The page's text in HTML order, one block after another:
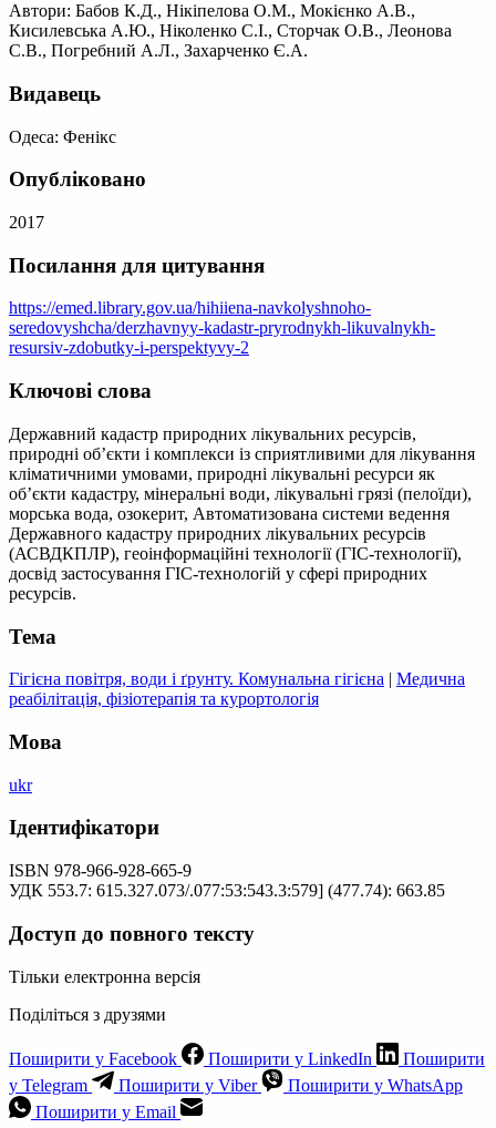
Автори: Бабов К.Д., Нікіпелова О.М., Мокієнко А.В.,
Кисилевська А.Ю., Ніколенко С.І., Сторчак О.В., Леонова
С.В., Погребний А.Л., Захарченко Є.А.
Видавець
Одеса: Фенікс
Опубліковано
2017
Посилання для цитування
https://emed.library.gov.ua/hihiiena-navkolyshnoho-
seredovyshcha/derzhavnyy-kadastr-pryrodnykh-likuvalnykh-
resursiv-zdobutky-i-perspektyvy-2
Ключові слова
Державний кадастр природних лікувальних ресурсів,
природні об’єкти і комплекси із сприятливими для лікування
кліматичними умовами, природні лікувальні ресурси як
об’єкти кадастру, мінеральні води, лікувальні грязі (пелоїди),
морська вода, озокерит, Автоматизована системи ведення
Державного кадастру природних лікувальних ресурсів
(АСВДКПЛР), геоінформаційні технології (ГІС-технології),
досвід застосування ГІС-технологій у сфері природних
ресурсів.
Тема
Гігієна повітря, води і ґрунту. Комунальна гігієна | Медична
реабілітація, фізіотерапія та курортологія
Мова
ukr
Ідентифікатори
ISBN 978-966-928-665-9
УДК 553.7: 615.327.073/.077:53:543.3:579] (477.74): 663.85
Доступ до повного тексту
Тільки електронна версія
Поділіться з друзями
Поширити у Facebook Поширити у LinkedIn
Поширити
у Telegram
Поширити у Viber
Поширити у WhatsApp
Поширити у Email